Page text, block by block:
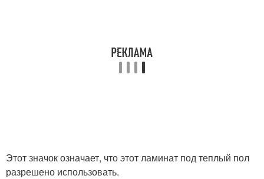
Этот значок означает, что этот ламинат под теплый пол
разрешено использовать.